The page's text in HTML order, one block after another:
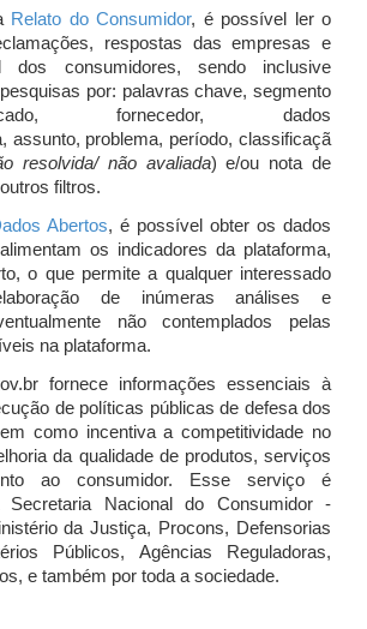
Relato do Consumidor, é possível ler o
respostas das empresas e
dos consumidores, sendo inclusive
por: palavras chave, segmento
fornecedor, dados
assunto, problema, período, classificaçã
resolvida/ não avaliada) e/ou nota de
filtros.
Abertos, é possível obter os dados
os indicadores da plataforma,
o que permite a qualquer interessado
de inúmeras análises e
não contemplados pelas
na plataforma.
fornece informações essenciais à
de políticas públicas de defesa dos
como incentiva a competitividade no
da qualidade de produtos, serviços
ao consumidor. Esse serviço é
Secretaria Nacional do Consumidor -
da Justiça, Procons, Defensorias
Públicos, Agências Reguladoras,
e também por toda a sociedade.